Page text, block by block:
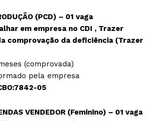
(PCD) – 01 vaga
em empresa no CDI , Trazer
comprovação da deficiência (Trazer
(comprovada)
pela empresa
05
VENDEDOR (Feminino) – 01 vaga